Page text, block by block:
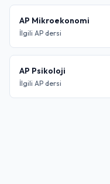
AP Mikroekonomi
İlgili AP dersi
AP Psikoloji
İlgili AP dersi